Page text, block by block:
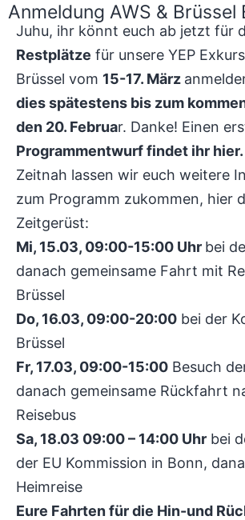
Anmeldung AWS & Brüssel
Juhu, ihr könnt euch ab jetzt für
Restplätze für unsere YEP
Brüssel vom 15-17. März
dies spätestens bis zum
den 20. Februar. Danke! Einen
Programmentwurf findet ihr hier.
Zeitnah lassen wir euch weitere
zum Programm zukommen, hier
Zeitgerüst:
Mi, 15.03, 09:00-15:00 Uhr bei
danach gemeinsame Fahrt mit
Brüssel
Do, 16.03, 09:00-20:00 bei der
Brüssel
Fr, 17.03, 09:00-15:00 Besuch
danach gemeinsame Rückfahrt
Reisebus
Sa, 18.03 09:00 – 14:00 Uhr bei
der EU Kommission in Bonn,
Heimreise
Eure Fahrten für die Hin-und